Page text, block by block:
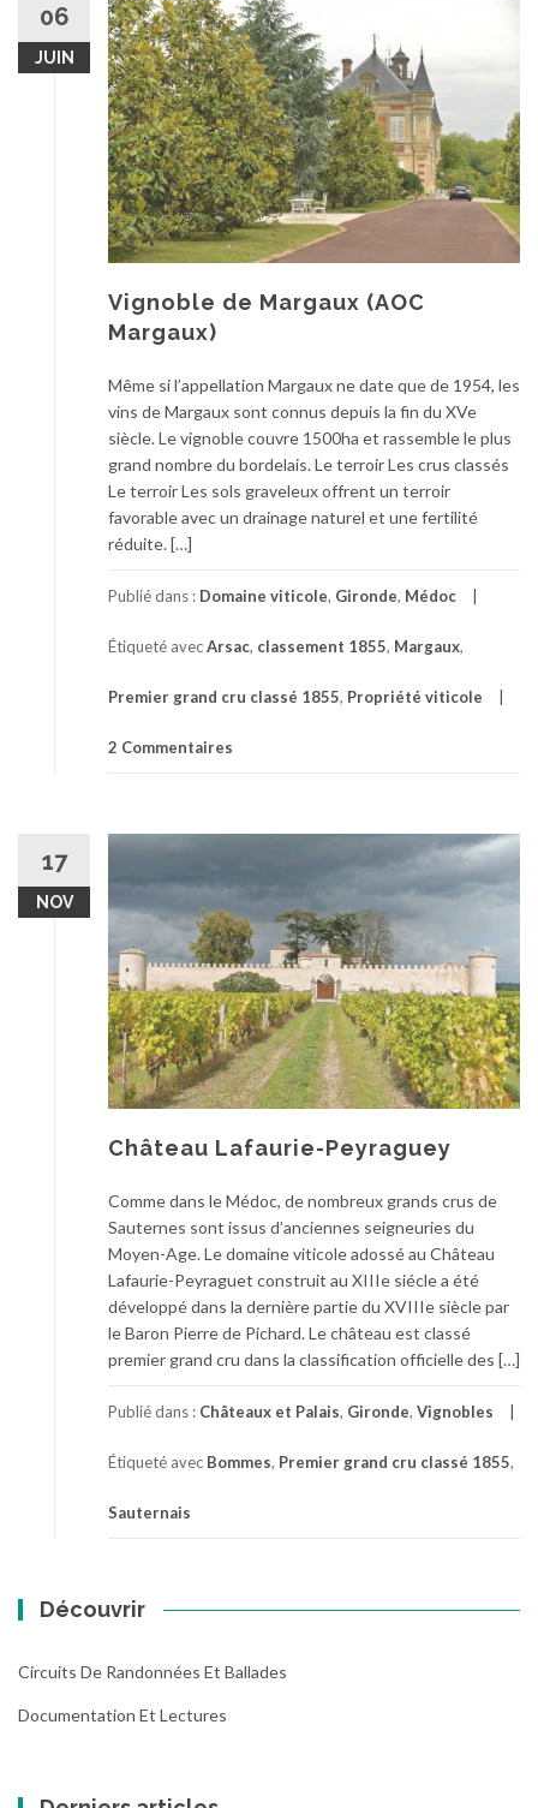
06
JUIN
Vignoble de Margaux (AOC
Margaux)
Même si l’appellation Margaux ne date que de 1954, les
vins de Margaux sont connus depuis la fin du XVe
siècle. Le vignoble couvre 1500ha et rassemble le plus
grand nombre du bordelais. Le terroir Les crus classés
Le terroir Les sols graveleux offrent un terroir
favorable avec un drainage naturel et une fertilité
réduite. […]
Publié dans : Domaine viticole, Gironde, Médoc
Étiqueté avecArsac, classement 1855, Margaux,
Premier grand cru classé 1855, Propriété viticole
2 Commentaires
17
NOV
Château Lafaurie-Peyraguey
Comme dans le Médoc, de nombreux grands crus de
Sauternes sont issus d’anciennes seigneuries du
Moyen-Age. Le domaine viticole adossé au Château
Lafaurie-Peyraguet construit au XIIIe siécle a été
développé dans la dernière partie du XVIIIe siècle par
le Baron Pierre de Pichard. Le château est classé
premier grand cru dans la classification officielle des […]
Publié dans : Châteaux et Palais, Gironde, Vignobles
Étiqueté avec Bommes, Premier grand cru classé 1855,
Sauternais
Découvrir
Circuits De Randonnées Et Ballades
Documentation Et Lectures